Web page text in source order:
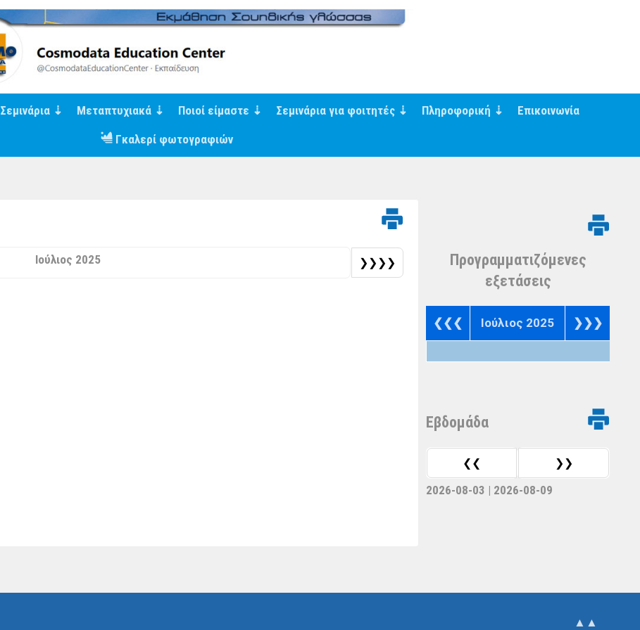
Σεμινάρια Μεταπτυχιακά Ποιοί είμαστε Σεμινάρια για φοιτητές Πληροφορική Επικοινωνία
Γκαλερί φωτογραφιών
Ιούλιος 2025 ❯❯❯❯
Προγραμματιζόμενες
εξετάσεις
❮❮❮ Ιούλιος 2025 ❯❯❯
Eβδομάδα
❮❮ ❯❯
2026-08-03 | 2026-08-09
▲▲